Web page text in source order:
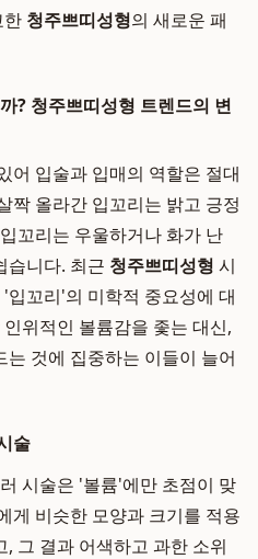
한 청주쁘띠성형의 새로운 패
? 청주쁘띠성형 트렌드의 변
어 입술과 입매의 역할은 절대
짝 올라간 입꼬리는 밝고 긍정
꼬리는 우울하거나 화가 난
습니다. 최근 청주쁘띠성형 시
꼬리'의 미학적 중요성에 대
위적인 볼륨감을 좇는 대신,
것에 집중하는 이들이 늘어
술
시술은 '볼륨'에만 초점이 맞
게 비슷한 모양과 크기를 적용
그 결과 어색하고 과한 소위